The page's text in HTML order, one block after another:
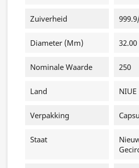
Zuiverheid
Diameter (mm) 32.00
Nominale Waarde 250
Land NIUE
Verpakking
Staat